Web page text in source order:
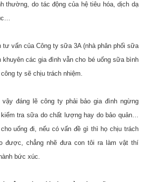
thường, do tác động của hệ tiêu hóa, dịch dạ
tư vấn của Công ty sữa 3A (nhà phân phối sữa
khuyên các gia đình vẫn cho bé uống sữa bình
ty sẽ chịu trách nhiệm.
đáng lẽ công ty phải bảo gia đình ngừng
tra sữa do chất lượng hay do bảo quản…
uống đi, nếu có vấn đề gì thì họ chịu trách
được, chẳng nhẽ đưa con tôi ra làm vật thí
bức xúc.